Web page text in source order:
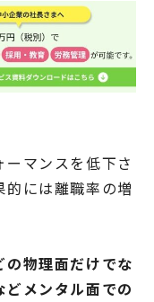
マンスを低下さ
には離職率の増
物理面だけでな
メンタル面での